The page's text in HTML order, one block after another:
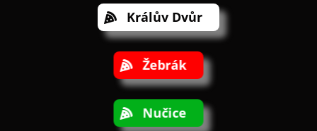
Králův Dvůr
Žebrák
Nučice